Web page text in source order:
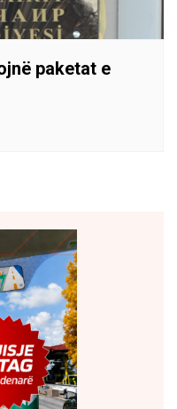
paketat e